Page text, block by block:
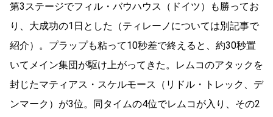
第3ステージでフィル・バウハウス（ドイツ）も勝ってお
り、大成功の1日とした（ティレーノについては別記事で
紹介）。プラップも粘って10秒差で終えると、約30秒置
いてメイン集団が駆け上がってきた。レムコのアタックを
封じたマティアス・スケルモース（リドル・トレック、デ
ンマーク）が3位。同タイムの4位でレムコが入り、その2